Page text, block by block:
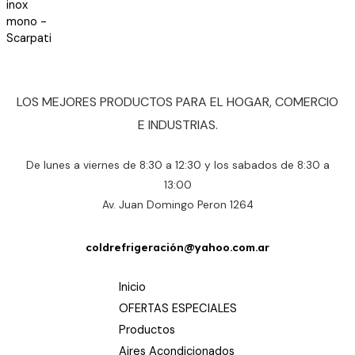
e
5
LOS MEJORES PRODUCTOS PARA EL HOGAR, COMERCIO
E INDUSTRIAS.
De lunes a viernes de 8:30 a 12:30 y los sabados de 8:30 a
13:00
Av. Juan Domingo Peron 1264
coldrefrigeración@yahoo.com.ar
Inicio
OFERTAS ESPECIALES
Productos
Aires Acondicionados